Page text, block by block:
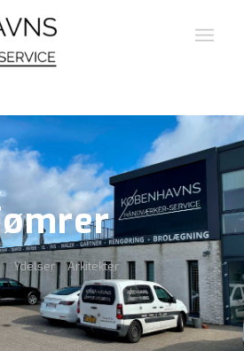
Ydelser Arkitekter